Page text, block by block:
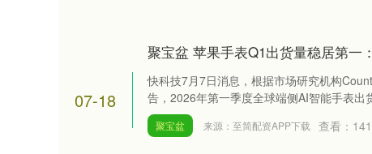
07-18
聚宝盆 苹果手表Q1出货量稳居第一
快科技7月7日消息，根据市场研究机构
告，2026年第一季度全球端侧AI智能手表出
聚宝盆 来源：至简配资APP下载 查看： 141